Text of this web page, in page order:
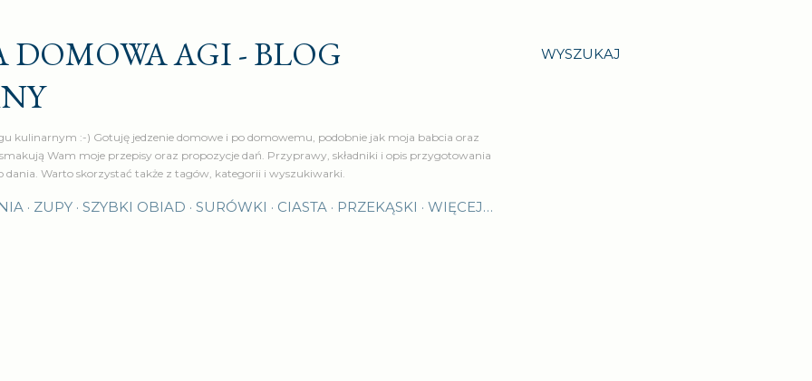
WYSZUKAJ
AGI - BLOG
kulinarnym :-) Gotuję jedzenie domowe i po domowemu, podobnie jak moja babcia oraz
Wam moje przepisy oraz propozycje dań. Przyprawy, składniki i opis przygotowania
dania. Warto skorzystać także z tagów, kategorii i wyszukiwarki.
ZUPY SZYBKI OBIAD SURÓWKI CIASTA PRZEKĄSKI WIĘCEJ…